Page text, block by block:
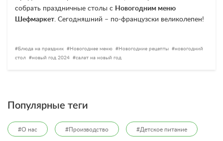
собрать праздничные столы с Новогодним меню
Шефмаркет. Сегодняшний – по-французски великолепен!
Блюда на праздник Новогоднее меню Новогодние рецепты
новогодний
стол
новый год 2024 салат на новый год
Популярные теги
#О нас #Производство #Детское питание